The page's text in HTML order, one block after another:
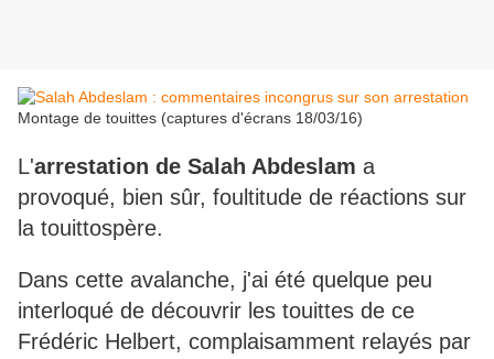
Montage de touittes (captures d'écrans 18/03/16)
L'arrestation de Salah Abdeslam a
provoqué, bien sûr, foultitude de réactions sur
la touittospère.
Dans cette avalanche, j'ai été quelque peu
interloqué de découvrir les touittes de ce
Frédéric Helbert, complaisamment relayés par